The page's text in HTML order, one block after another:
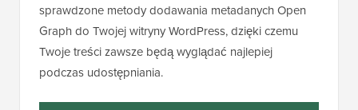
sprawdzone metody dodawania metadanych Open
Graph do Twojej witryny WordPress, dzięki czemu
Twoje treści zawsze będą wyglądać najlepiej
podczas udostępniania.